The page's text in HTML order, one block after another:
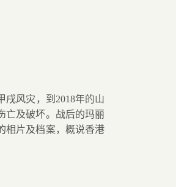
戌风灾，到 2018年的山
亡及破坏。战后的玛丽
相片及档案，概说香港